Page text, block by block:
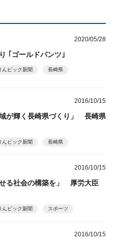
2020/05/28
｢ゴールドパンツ｣
んピック新聞 長崎県
2016/10/15
域が輝く長崎県づくり」 長崎県
んピック新聞 長崎県
2016/10/15
せる社会の構築を」 厚労大臣
んピック新聞 スポーツ
2016/10/15